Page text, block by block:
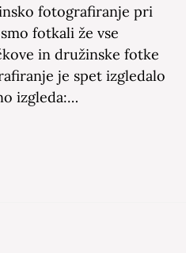
fotografiranje pri
fotkali že vse
in družinske fotke
je spet izgledalo
izgleda:…